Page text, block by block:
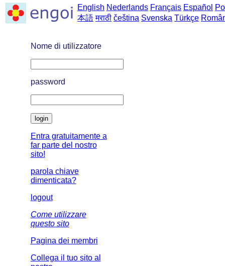
English Nederlands Français Español
本語 मराठी čeština Svenska Türkçe
Nome di utilizzatore
password
login
Entra gratuitamente a
far parte del nostro
sito!
parola chiave
dimenticata?
logout
Come utilizzare
questo sito
Pagina dei membri
Collega il tuo sito al